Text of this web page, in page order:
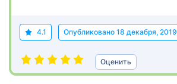
4.1 Опубликовано 18 декабря, 2019
Оценить